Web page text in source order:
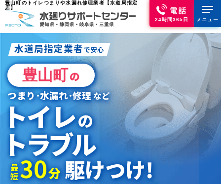
豊山町のトイレつまりや水漏れ修理業者【水道局指定
店】
電話
24時間365日 メニュー
水道局指定業者 で安心
豊山町の
つまり･水漏れ･修理 など
トイレの
トラブル
最短30分 駆けつけ!